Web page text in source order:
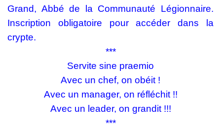
Grand, Abbé de la Communauté Légionnaire.
Inscription obligatoire pour accéder dans la
crypte.
***
Servite sine praemio
Avec un chef, on obéit !
Avec un manager, on réfléchit !!
Avec un leader, on grandit !!!
***